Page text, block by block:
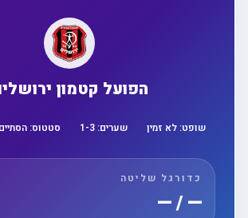
הפועל קטמון ירושלים
שופט:לא זמין שערים: 1 -3 סטטוס:הסתיים
כדורגל שליטה
— / —